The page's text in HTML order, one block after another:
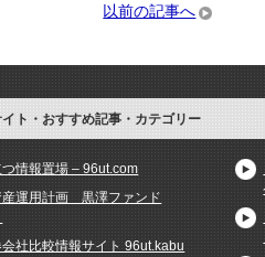
以前の記事へ
ト・おすすめ記事・カテゴリー
情報置場 – 96ut.com
産運用計画 黒澤ファンド
社比較情報サイト 96ut.kabu